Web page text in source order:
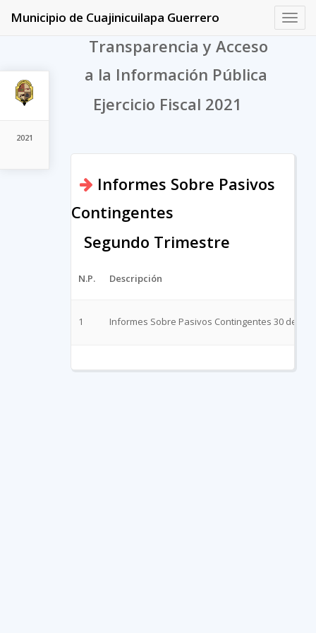
2021
Municipio de Cuajinicuilapa Guerrero
Transparencia y Acceso
a la Información Pública
Ejercicio Fiscal 2021
Informes Sobre Pasivos
Contingentes
Segundo Trimestre
N.P. Descripción
1 Informes Sobre Pasivos Contingentes 30 de